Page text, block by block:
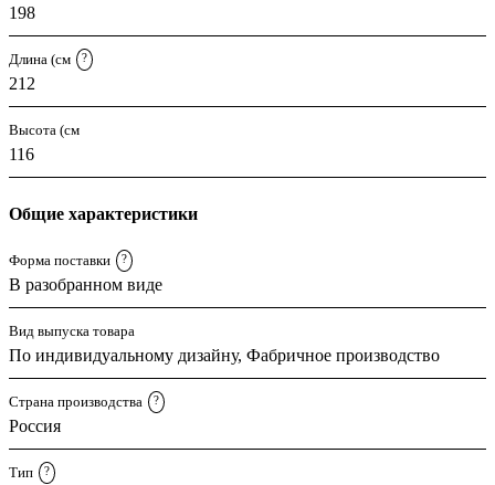
198
Длина (см ?
212
Высота (см
116
Общие характеристики
Форма поставки ?
В разобранном виде
Вид выпуска товара
По индивидуальному дизайну, Фабричное производство
Страна производства ?
Россия
Тип ?